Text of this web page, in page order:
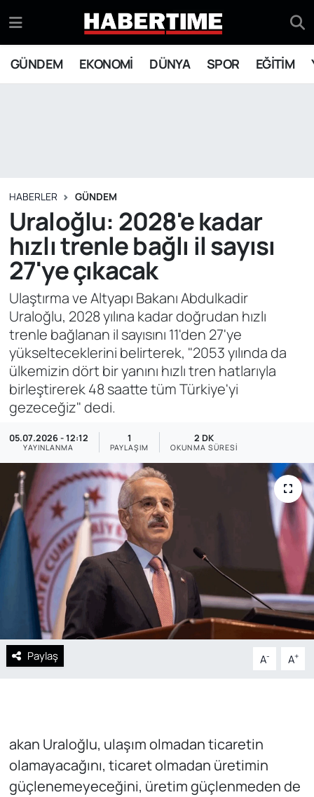
GÜNDEM EKONOMİ DÜNYA SPOR EĞİTİM
HABERLER GÜNDEM
Uraloğlu: 2028'e kadar
hızlı trenle bağlı il sayısı
27'ye çıkacak
Ulaştırma ve Altyapı Bakanı Abdulkadir
Uraloğlu, 2028 yılına kadar doğrudan hızlı
trenle bağlanan il sayısını 11'den 27'ye
yükselteceklerini belirterek, "2053 yılında da
ülkemizin dört bir yanını hızlı tren hatlarıyla
birleştirerek 48 saatte tüm Türkiye'yi
gezeceğiz" dedi.
05.07.2026 - 12:12
YAYINLANMA
1
PAYLAŞIM
2 DK
OKUNMA SÜRESI
Paylaş A- A+
akan Uraloğlu, ulaşım olmadan ticaretin
olamayacağını, ticaret olmadan üretimin
güçlenemeyeceğini, üretim güçlenmeden de
EKONOMİ
EĞİTİM
YAŞAM
SİYASET
ASAYİŞ
SAĞLIK
Eskişehir Nöbetçi Eczaneler
Eskişehir Hava Durumu
Süper Lig Puan Durumu ve Fikstür
Tüm Manşetler
Son Dakika Haberleri
Haber Arşivi